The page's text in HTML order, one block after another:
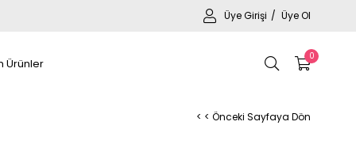
Üye Girişi Üye Ol
0
Ürünler
< < Önceki Sayfaya Dön